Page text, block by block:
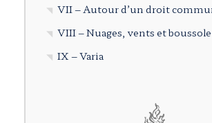
VII – Autour d’un droit
VIII – Nuages, vents et boussole
IX – Varia